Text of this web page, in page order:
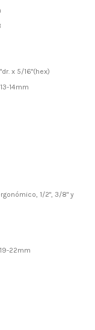
x 5/16"(hex)
14mm
1/2", 3/8" y
22mm